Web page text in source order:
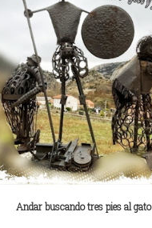
Andar buscando tres pies al gato